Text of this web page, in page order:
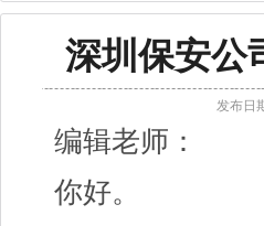
深圳保安公
发布日
编辑老师：
你好。